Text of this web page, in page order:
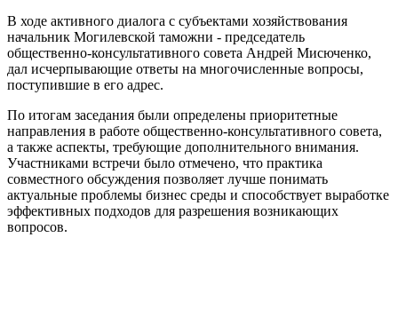
В ходе активного диалога с субъектами хозяйствования
начальник Могилевской таможни - председатель
общественно-консультативного совета Андрей Мисюченко,
дал исчерпывающие ответы на многочисленные вопросы,
поступившие в его адрес.
По итогам заседания были определены приоритетные
направления в работе общественно-консультативного совета,
а также аспекты, требующие дополнительного внимания.
Участниками встречи было отмечено, что практика
совместного обсуждения позволяет лучше понимать
актуальные проблемы бизнес среды и способствует выработке
эффективных подходов для разрешения возникающих
вопросов.